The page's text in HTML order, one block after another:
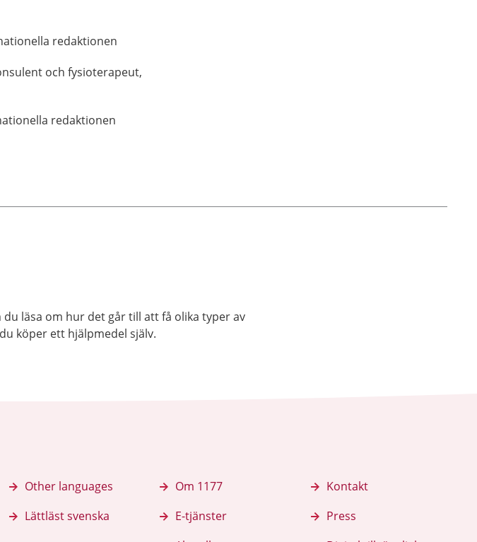
redaktionen
och fysioterapeut,
redaktionen
läsa om hur det går till att få olika typer av
köper ett hjälpmedel själv.
Other languages
Lättläst svenska
Om 1177
E-tjänster
Kontakt
Press